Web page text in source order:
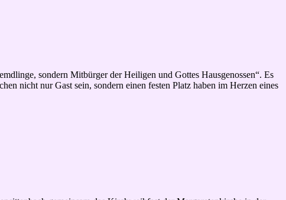
sondern Mitbürger der Heiligen und Gottes Hausgenossen“. Es
nicht nur Gast sein, sondern einen festen Platz haben im Herzen eines